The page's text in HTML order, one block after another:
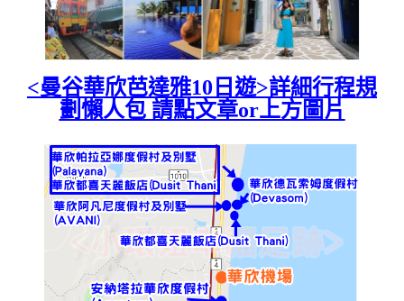
<曼谷華欣芭達雅10日遊>詳細行程規
劃懶人包 請點文章or上方圖片